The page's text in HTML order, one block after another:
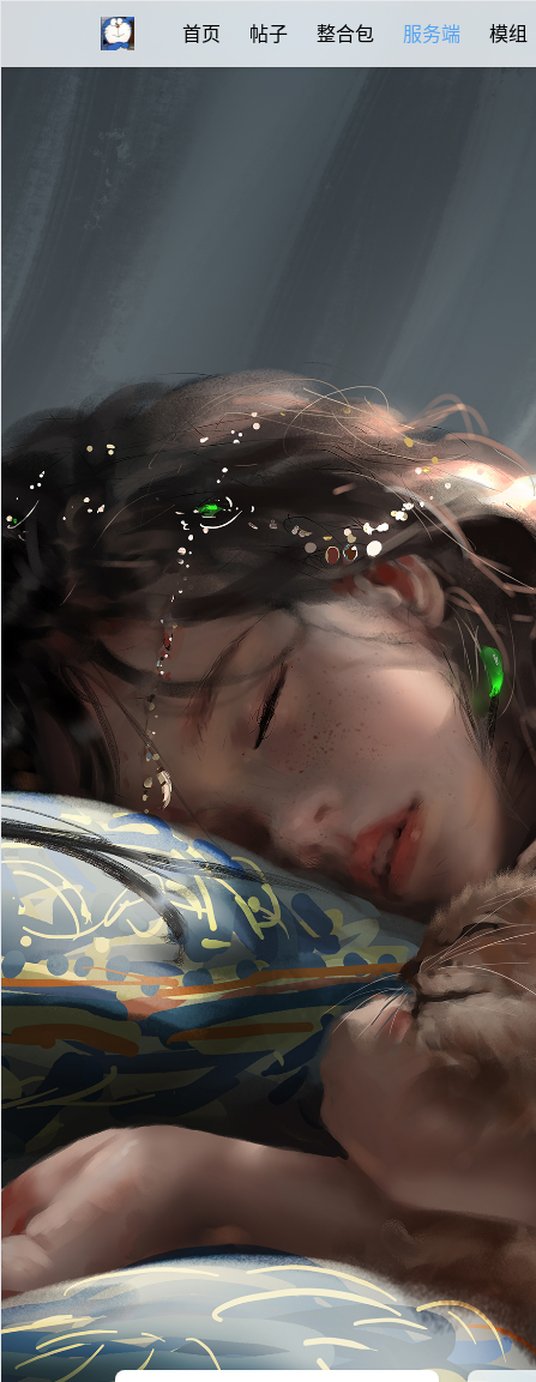
首页 帖子 整合包 服务端 模组